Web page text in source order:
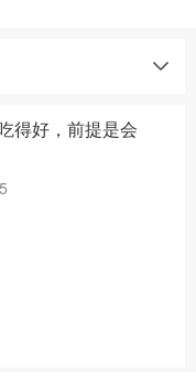
得好，前提是会